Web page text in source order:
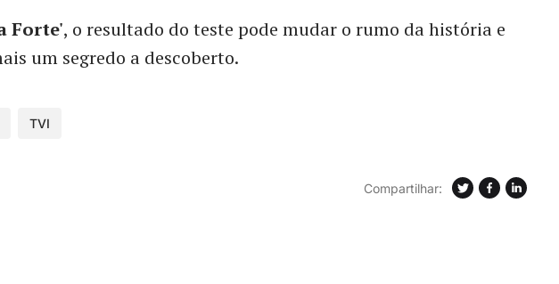
Forte', o resultado do teste pode mudar o rumo da história e
um segredo a descoberto.
TVI
Compartilhar: